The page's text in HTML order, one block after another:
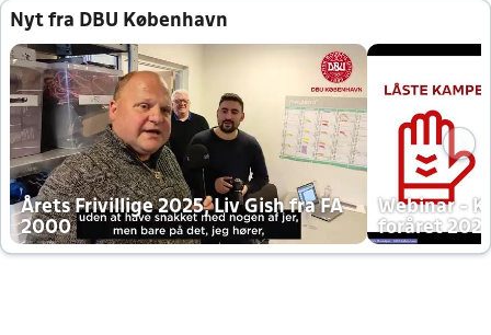
Nyt fra DBU København
Årets Frivillige 2025, Liv Gish fra FA
2000
Webinar -
foråret